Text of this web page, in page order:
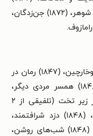
، (۱۸۶۹) ابله، (۱۸۷۰) همیشه شوهر، (۱۸۷۲) جن‌زدگان،
در پانسیون اعیان، (۱۸۴۶) آقای پروخارچین، (۱۸۴۷) رمان در
نُه نامه، (۱۸۴۸) شوهر حسود، (۱۸۴۸) همسر مردی دیگر،
(۱۸۴۸) همسر مردی دیگر و شوهر زیر تخت (تلفیقی از ۲
داستان قبلی)، (۱۸۴۸) پولزونکوف، (۱۸۴۸) دزد شرافتمند،
(۱۸۴۸) درخت کریسمس و ازدواج، (۱۸۴۸) شب‌های روشن،